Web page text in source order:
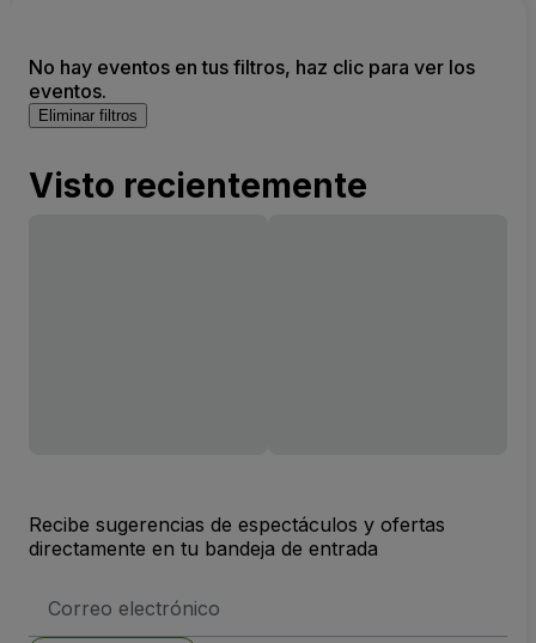
No hay eventos en tus filtros, haz clic para ver los
eventos.
Eliminar filtros
Visto recientemente
Recibe sugerencias de espectáculos y ofertas
directamente en tu bandeja de entrada
de